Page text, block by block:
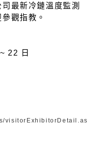
最新冷鏈溫度監測
觀指教。
22 日